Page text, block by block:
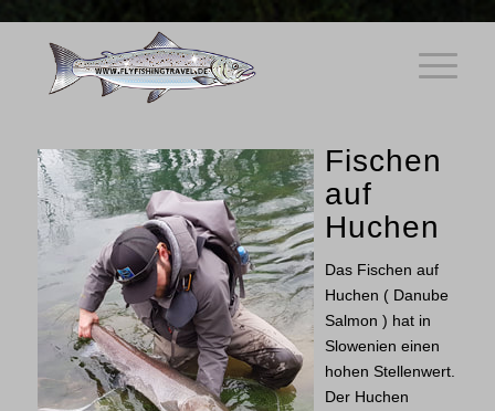
Fischen
auf
Huchen
Das Fischen auf
Huchen ( Danube
Salmon ) hat in
Slowenien einen
hohen Stellenwert.
Der Huchen